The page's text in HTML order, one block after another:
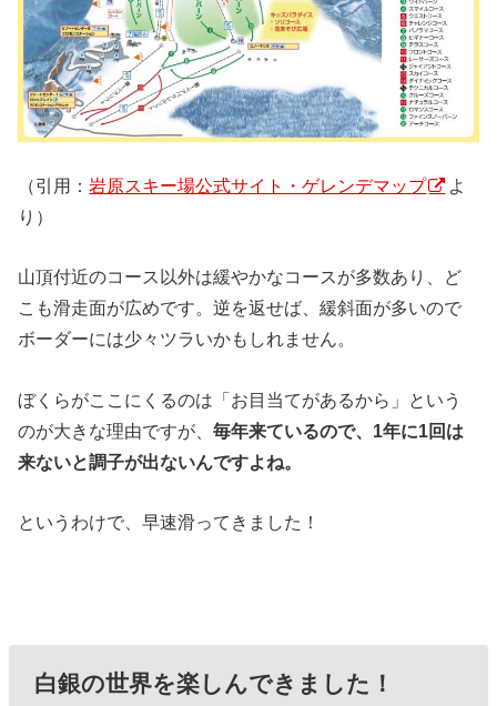
（引用：岩原スキー場公式サイト・ゲレンデマップ
よ
り）
山頂付近のコース以外は緩やかなコースが多数あり、ど
こも滑走面が広めです。逆を返せば、緩斜面が多いので
ボーダーには少々ツラいかもしれません。
ぼくらがここにくるのは「お目当てがあるから」という
のが大きな理由ですが、毎年来ているので、1年に1回は
来ないと調子が出ないんですよね。
というわけで、早速滑ってきました！
白銀の世界を楽しんできました！